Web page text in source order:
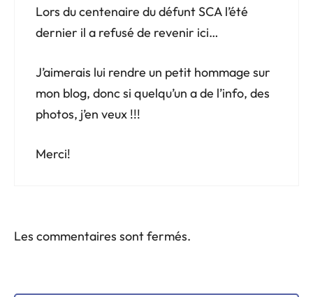
Lors du centenaire du défunt SCA l’été
dernier il a refusé de revenir ici…
J’aimerais lui rendre un petit hommage sur
mon blog, donc si quelqu’un a de l’info, des
photos, j’en veux !!!
Merci!
Les commentaires sont fermés.